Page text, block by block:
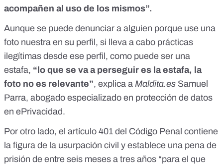
acompañen al uso de los mismos”.
Aunque se puede denunciar a alguien porque use una
foto nuestra en su perfil, si lleva a cabo prácticas
ilegítimas desde ese perfil, como puede ser una
estafa, “lo que se va a perseguir es la estafa, la
foto no es relevante”, explica a Maldita.es Samuel
Parra, abogado especializado en protección de datos
en ePrivacidad.
Por otro lado, el artículo 401 del Código Penal contiene
la figura de la usurpación civil y establece una pena de
prisión de entre seis meses a tres años “para el que